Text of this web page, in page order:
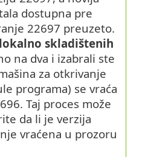
dostupna pre
22697 preuzeto.
skladištenih
na dva i izabrali ste
za otkrivanje
programa) se vraća
Taj proces može
da li je verzija
vraćena u prozoru